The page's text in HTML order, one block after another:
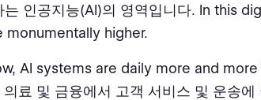
는 인공지능(AI)의 영역입니다. In this
monumentally higher.
AI systems are daily more and
료 및 금융에서 고객 서비스 및 운송에